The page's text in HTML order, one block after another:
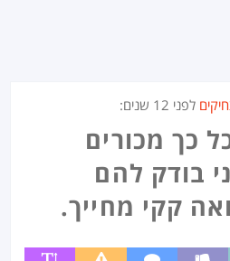
לפני 12 שנים :
כך מכורים
בודק להם
קקי מחייך.